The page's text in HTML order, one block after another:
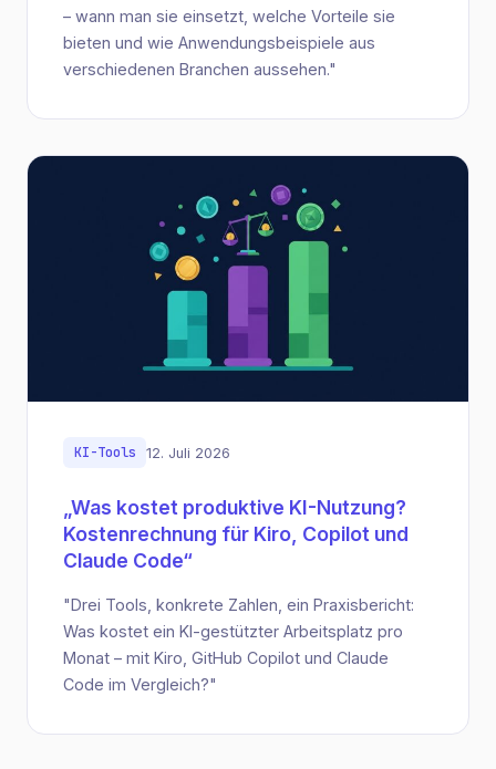
– wann man sie einsetzt, welche Vorteile sie
bieten und wie Anwendungsbeispiele aus
verschiedenen Branchen aussehen."
KI-Tools 12. Juli 2026
„Was kostet produktive KI-Nutzung?
Kostenrechnung für Kiro, Copilot und
Claude Code“
"Drei Tools, konkrete Zahlen, ein Praxisbericht:
Was kostet ein KI-gestützter Arbeitsplatz pro
Monat – mit Kiro, GitHub Copilot und Claude
Code im Vergleich?"